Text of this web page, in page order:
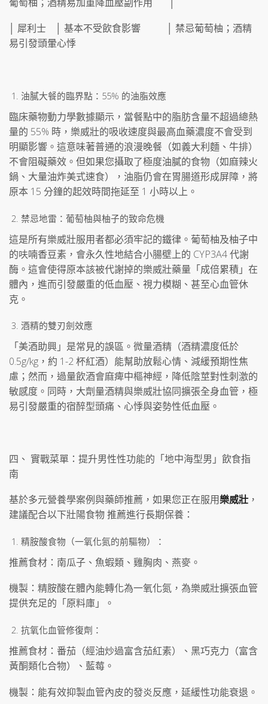
│ 犀利士 │ 基本不受飲食影響 │ 禁忌葡萄柚；酒精
易引發頭暈心悸
油膩大餐的臨界點：55% 的油脂效應
臨床藥物動力學數據顯示，當餐點中的脂肪含量不超過總熱
量的 55% 時，樂威壯的吸收速度與最高血藥濃度不會受到
明顯影響。這意味著普通的浪漫晚餐（如義大利麵、牛排）
不會阻礙藥效。但如果您攝取了極度油膩的食物（如麻辣火
鍋、大量油炸美式速食），油脂仍會在胃腸道形成屏障，將
原本 15 分鐘的起效時間拖延至 1 小時以上。
禁忌地雷：葡萄柚與柚子的致命危機
這是所有樂威壯服用者都必須牢記的鐵律。葡萄柚及柚子中
的呋喃香豆素，會永久性地結合小腸壁上的 CYP3A4 代謝
酶。這會使得原本該被代謝掉的樂威壯藥量「成倍累積」在
體內，進而引發嚴重的低血壓、視力模糊、甚至心血管休
克。
酒精的雙刃劍效應
「美酒助興」是常見的誤區。微量酒精（酒精濃度低於
0.5g/kg，約 1-2 杯紅酒）能幫助放鬆心情、減緩預期性焦
慮；然而，過量飲酒會麻痺中樞神經，降低陰莖對性刺激的
敏感度。同時，大劑量酒精與樂威壯協同擴張全身血管，極
易引發嚴重的宿醉型頭痛、心悸與姿勢性低血壓。
四、 實戰菜單：提升男性性功能的「地中海型男」飲食指
南
基於多元營養學案例與藥師推薦，如果您正在服用樂威壯 ，
建議配合以下壯陽食物 推薦進行長期保養：
精胺酸食物（一氧化氮的前驅物）：
推薦食材：南瓜子、魚蝦類、雞胸肉、燕麥。
機製：精胺酸在體內能轉化為一氧化氮，為樂威壯擴張血管
提供充足的「原料庫」。
抗氧化血管修復劑：
推薦食材：番茄（經油炒過富含茄紅素）、黑巧克力（富含
黃酮類化合物）、藍莓。
機製：能有效抑製血管內皮的發炎反應，延緩性功能衰退。